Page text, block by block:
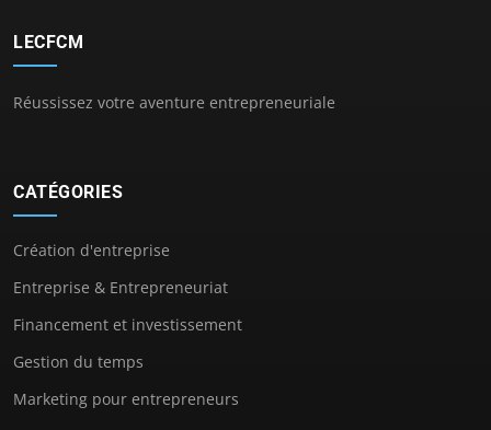
LECFCM
Réussissez votre aventure entrepreneuriale
CATÉGORIES
Création d'entreprise
Entreprise & Entrepreneuriat
Financement et investissement
Gestion du temps
Marketing pour entrepreneurs